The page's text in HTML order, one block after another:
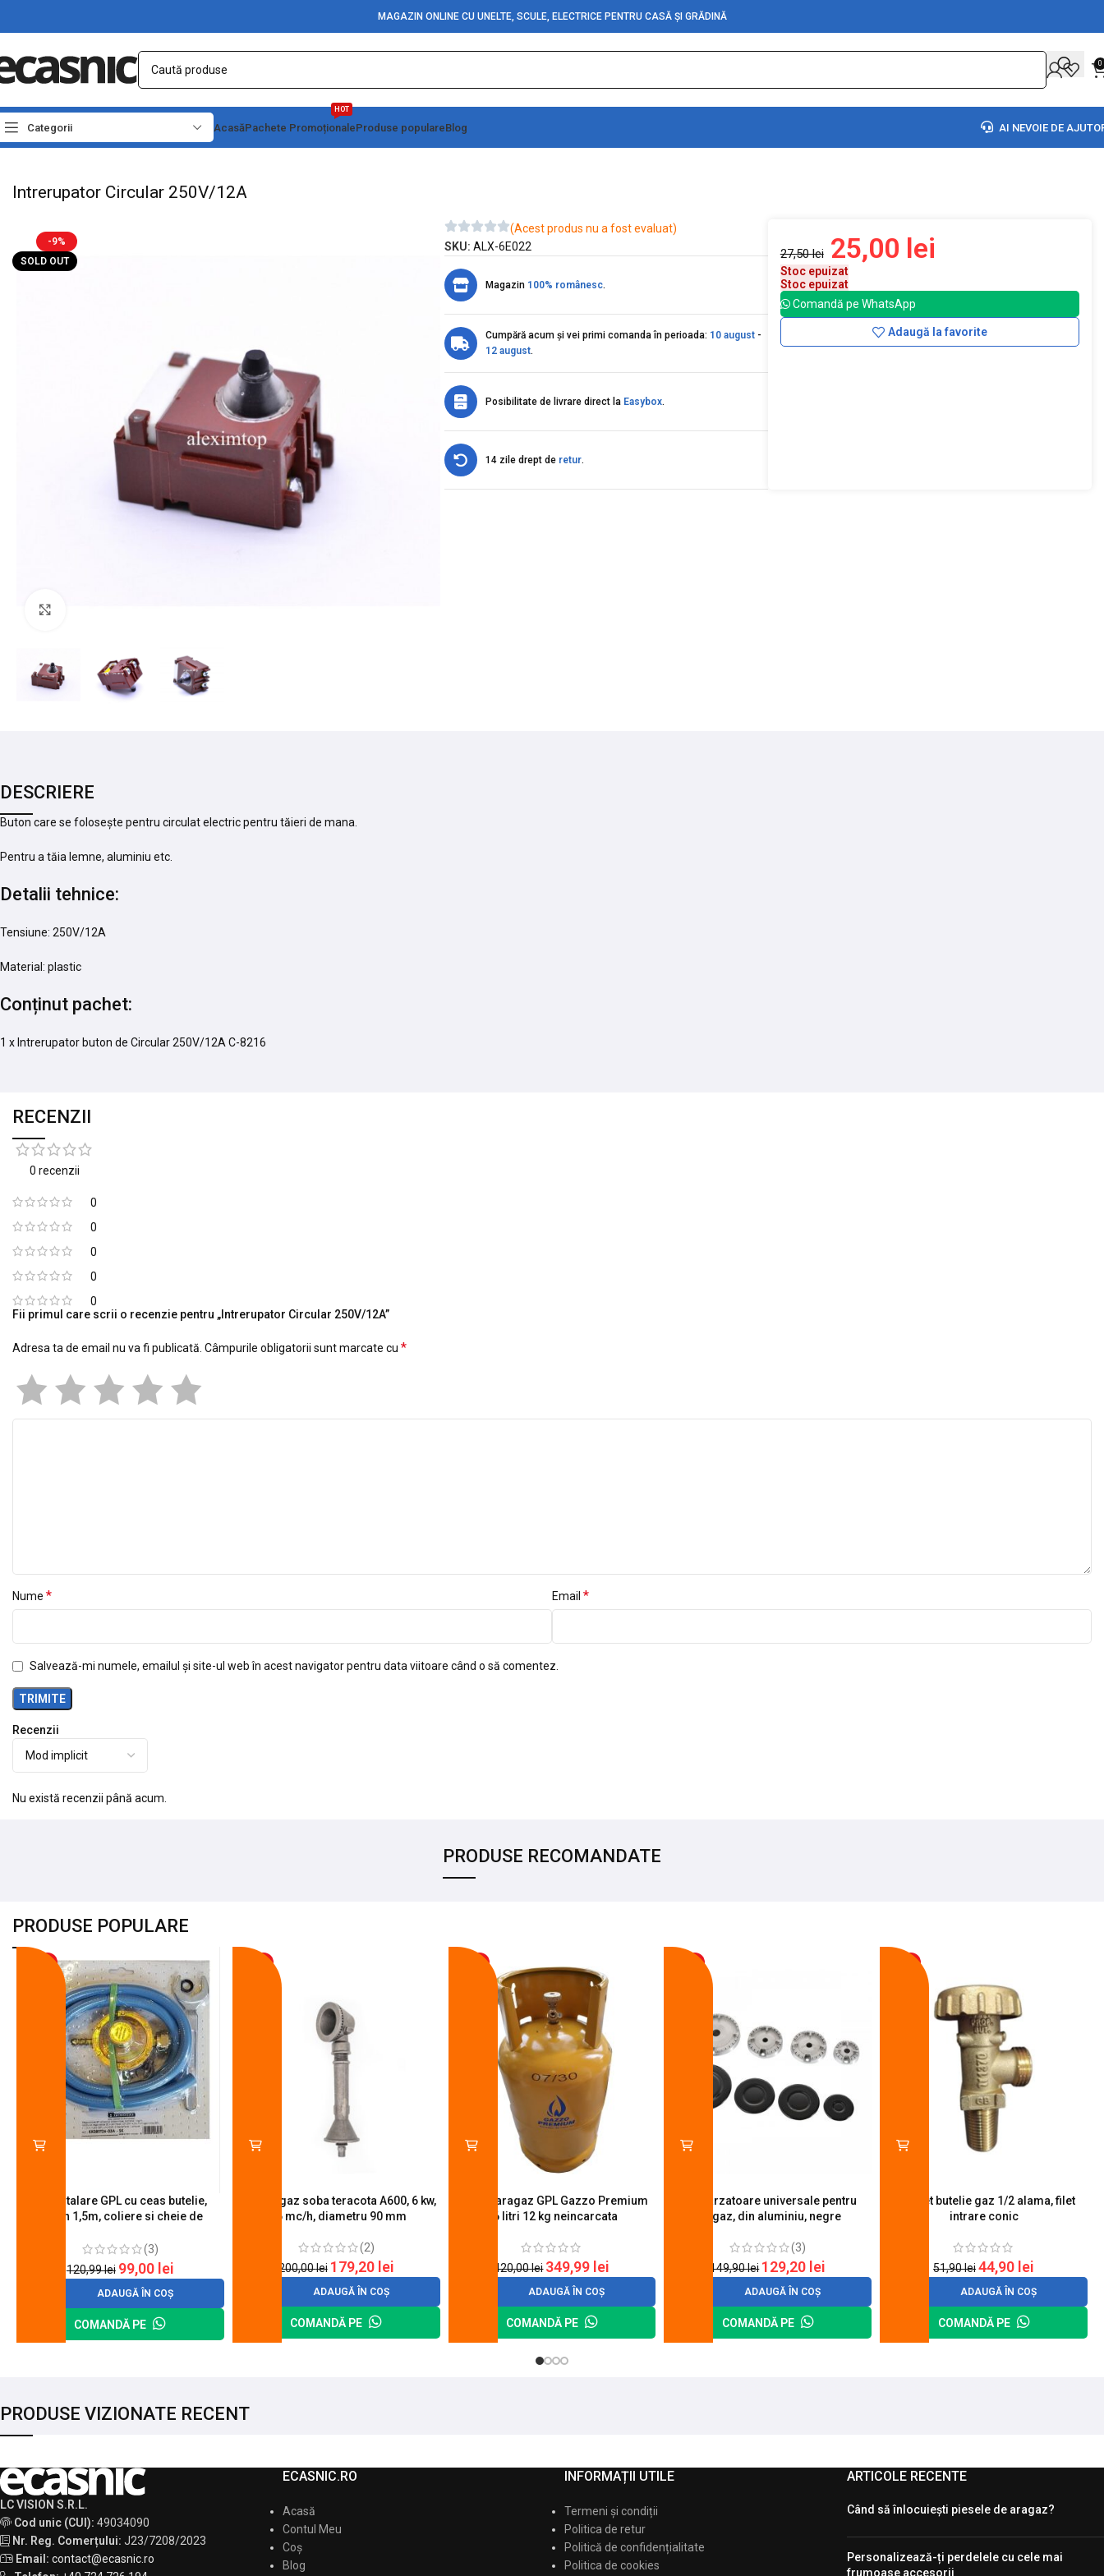
MAGAZIN ONLINE CU UNELTE, SCULE, ELECTRICE PENTRU CASĂ ȘI GRĂDINĂ
0
Categorii AcasăPachete Promoționale
HOT
Produse populareBlog AI NEVOIE DE
Prima pagină Electrice Intrerupatoare - Butoane
Intrerupator Circular 250V/12A
-9%
SOLD OUT
(Acest produs nu a fost evaluat)
SKU: ALX-6E022
Magazin 100% românesc.
Cumpără acum și vei primi comanda în perioada: 10 august-
12 august.
Posibilitate de livrare direct la Easybox.
14 zile drept de retur.
27,50lei 25,00 lei
Stoc epuizat
Stoc epuizat
Comandă pe WhatsApp
Adaugă la favorite
DESCRIERE
Buton care se folosește pentru circulat electric pentru tăieri de mana.
Pentru a tăia lemne, aluminiu etc.
Detalii tehnice:
Tensiune: 250V/12A
Material: plastic
Conținut pachet:
1 x Intrerupator buton de Circular 250V/12A C-8216
RECENZII
0 recenzii
0
0
0
0
0
Recenzii
Nu există recenzii până acum.
Fii primul care scrii o recenzie pentru „Intrerupator Circular 250V/12A”
Adresa ta de email nu va fi publicată. Câmpurile obligatorii sunt marcate cu *
Nume * Email *
Salvează-mi numele, emailul și site-ul web în acest navigator pentru data viitoare când o să comentez.
PRODUSE RECOMANDATE
PRODUSE POPULARE
Kit instalare GPL cu ceas butelie,
furtun 1,5m, coliere si cheie de
(3)
120,99lei 99,00 lei
ADAUGĂ ÎN COȘ
COMANDĂ PE
Arzator gaz soba teracota A600, 6 kw,
0.6 mc/h, diametru 90 mm
(2)
200,00lei 179,20 lei
ADAUGĂ ÎN COȘ
COMANDĂ PE
Butelie aragaz GPL Gazzo Premium
26 litri 12 kg neincarcata
420,00lei 349,99 lei
ADAUGĂ ÎN COȘ
COMANDĂ PE
Set 4 arzatoare universale pentru
aragaz, din aluminiu, negre
(3)
149,90lei 129,20 lei
ADAUGĂ ÎN COȘ
COMANDĂ PE
Robinet butelie gaz 1/2 alama, filet
intrare conic
51,90lei44,90 lei
ADAUGĂ ÎN COȘ
COMANDĂ PE
PRODUSE VIZIONATE RECENT
LC VISION S.R.L.
Cod unic (CUI): 49034090
Nr. Reg. Comerțului: J23/7208/2023
Email: contact@ecasnic.ro
ECASNIC.RO
Acasă
Contul Meu
Coș
Blog
INFORMAȚII UTILE
Termeni și condiții
Politica de retur
Politică de confidențialitate
Politica de cookies
ARTICOLE RECENTE
Când să înlocuiești piesele de aragaz?
Personalizează-ți perdelele cu cele mai
frumoase accesorii